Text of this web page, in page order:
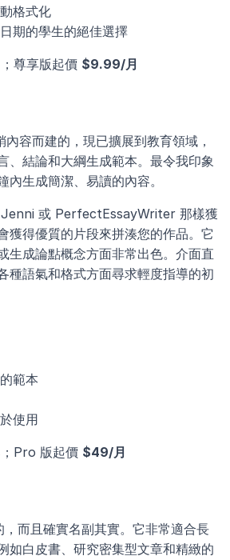
格式化
期的學生的絕佳選擇
尊享版起價 $9.99/月
容而建的，現已擴展到教育領域，
、結論和大綱生成範本。最令我印象
內生成簡潔、易讀的內容。
Jenni 或 PerfectEssayWriter 那樣獲
獲得優質的片段來拼湊您的作品。它
生成論點概念方面非常出色。介面直
種語氣和格式方面尋求輕度指導的初
範本
使用
Pro 版起價 $49/月
而且確實名副其實。它非常適合長
如白皮書、研究密集型文章和精緻的